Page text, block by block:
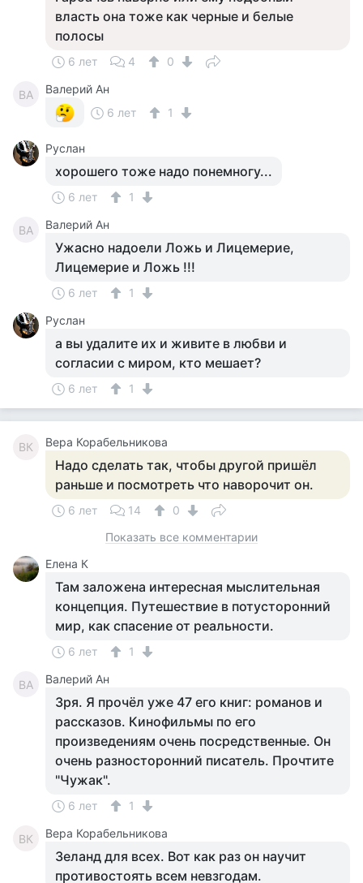
власть она тоже как черные и белые
полосы
6 лет 4 0
ВА
Валерий Ан
6 лет
1
Руслан
хорошего тоже надо понемногу...
6 лет 1
ВА Валерий Ан
Ужасно надоели Ложь и Лицемерие,
Лицемерие и Ложь !!!
6 лет
1
Руслан
а вы удалите их и живите в любви и
согласии с миром, кто мешает?
6 лет 1
ВК Вера Корабельникова
Надо сделать так, чтобы другой пришёл
раньше и посмотреть что наворочит он.
6 лет 14
0
Показать все комментарии
Елена К
Там заложена интересная мыслительная
концепция. Путешествие в потусторонний
мир, как спасение от реальности.
6 лет 1
ВА Валерий Ан
Зря. Я прочёл уже 47 его книг: романов и
рассказов. Кинофильмы по его
произведениям очень посредственные. Он
очень разносторонний писатель. Прочтите
"Чужак".
6 лет 1
ВК Вера Корабельникова
Зеланд для всех. Вот как раз он научит
противостоять всем невзгодам.